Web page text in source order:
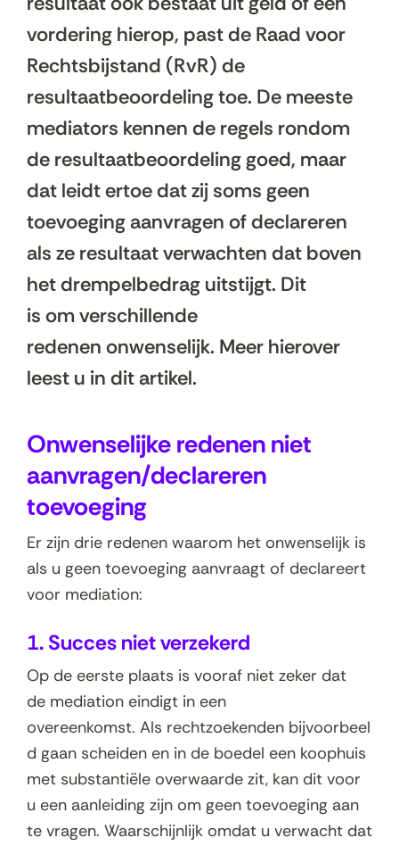
vordering hierop, past de Raad voor
Rechtsbijstand (RvR) de
resultaatbeoordeling toe. De meeste
mediators kennen de regels rondom
de resultaatbeoordeling goed, maar
dat leidt ertoe dat zij soms geen
toevoeging aanvragen of declareren
als ze resultaat verwachten dat boven
het drempelbedrag uitstijgt. Dit
is om verschillende
redenen onwenselijk. Meer hierover
leest u in dit artikel.
Onwenselijke redenen niet
aanvragen/declareren
toevoeging
Er zijn drie redenen waarom het onwenselijk is
als u geen toevoeging aanvraagt of declareert
voor mediation:
1. Succes niet verzekerd
Op de eerste plaats is vooraf niet zeker dat
de mediation eindigt in een
overeenkomst. Als rechtzoekenden bijvoorbeel
d gaan scheiden en in de boedel een koophuis
met substantiële overwaarde zit, kan dit voor
u een aanleiding zijn om geen toevoeging aan
te vragen. Waarschijnlijk omdat u verwacht dat